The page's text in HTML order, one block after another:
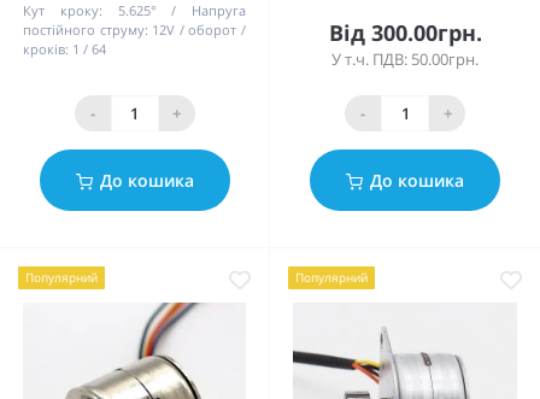
Кут кроку: 5.625°
Напруга
постійного струму: 12V
оборот /
кроків: 1 / 64
- +
До кошика
Від 300.00грн.
У т.ч. ПДВ: 50.00грн.
- +
До кошика
Популярний Популярний